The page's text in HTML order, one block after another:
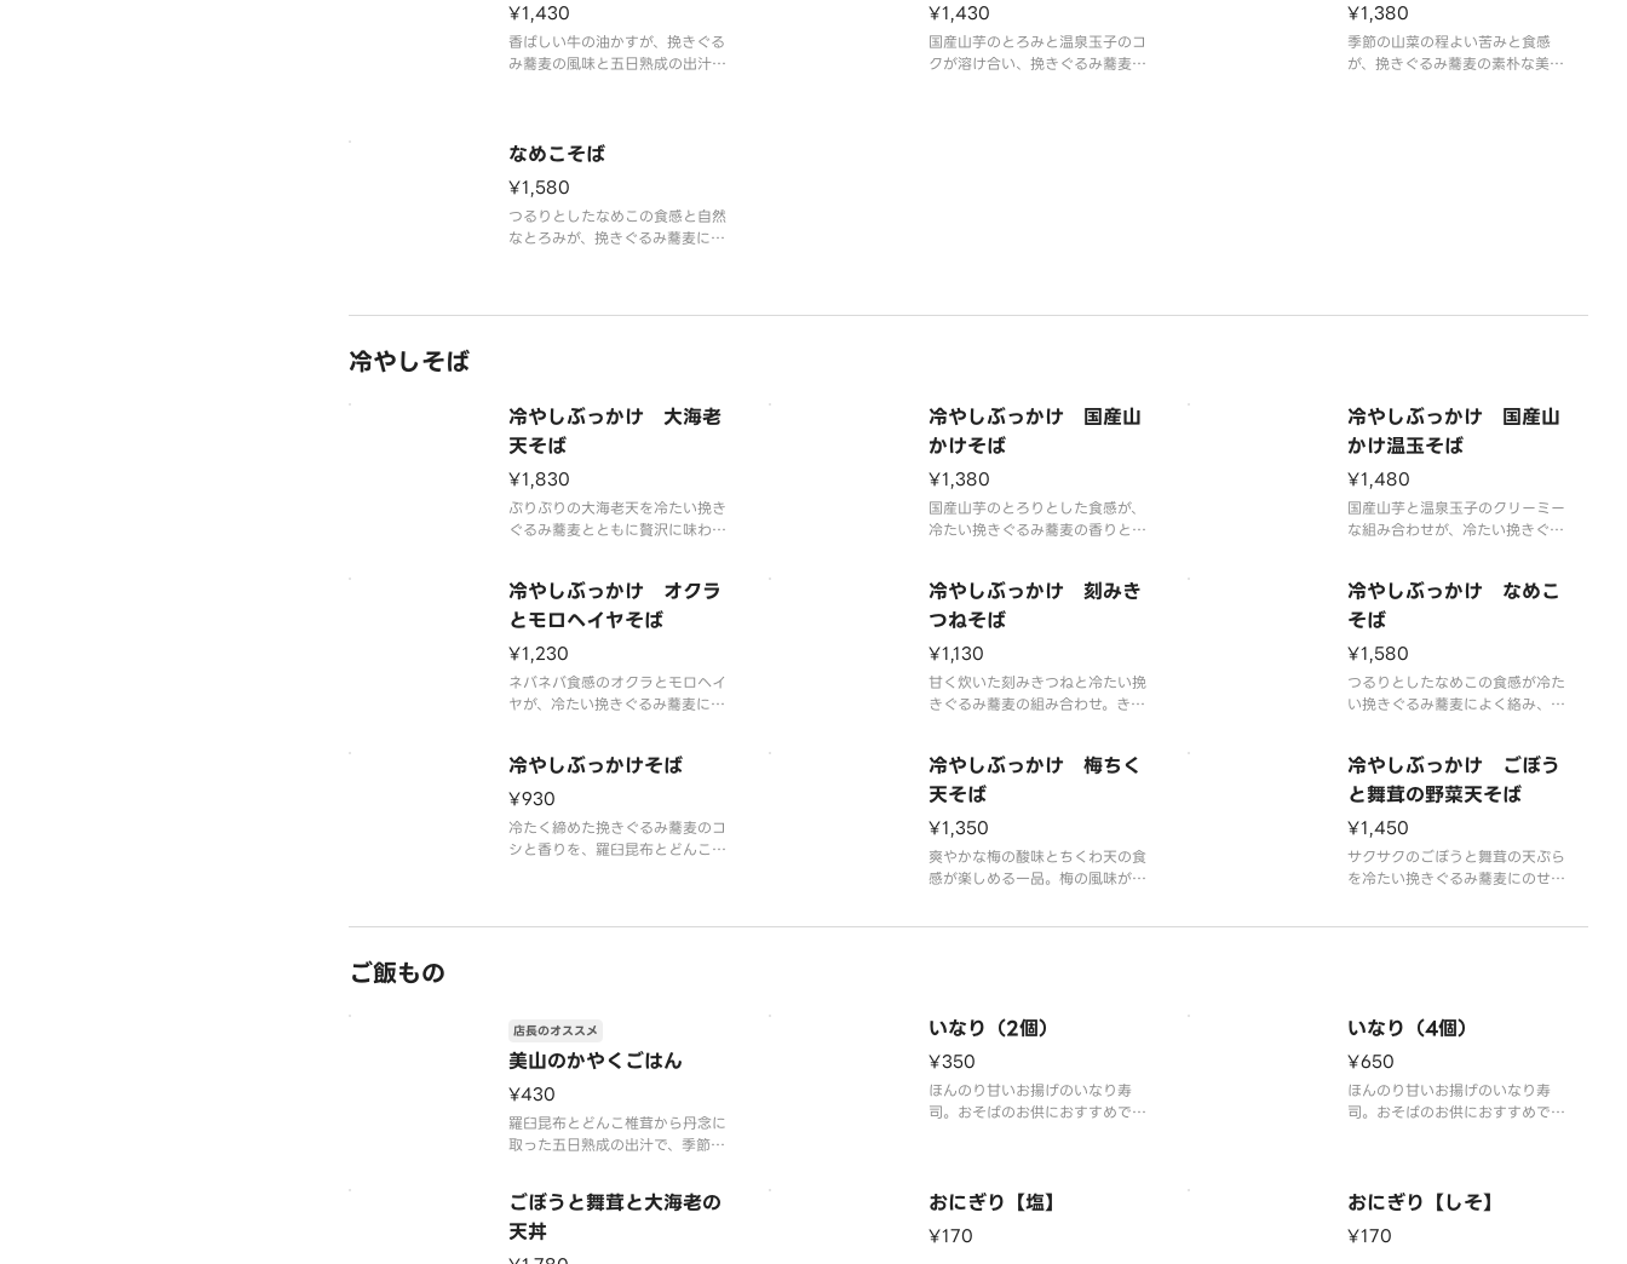
¥1,430
香ばしい牛の油かすが、挽きぐる
み蕎麦の風味と五日熟成の出汁に
¥1,430
国産山芋のとろみと温泉玉子のコ
クが溶け合い、挽きぐるみ蕎麦の
¥1,380
季節の山菜の程よい苦みと食感
が、挽きぐるみ蕎麦の素朴な美味
なめこそば
¥1,580
つるりとしたなめこの食感と自然
なとろみが、挽きぐるみ蕎麦によ
冷やしそば
冷やしぶっかけ 大海老
天そば
¥1,830
ぷりぷりの大海老天を冷たい挽き
ぐるみ蕎麦とともに贅沢に味わう
汁が織りなす上品な涼感をお楽し
みください。
冷やしぶっかけ 国産山
かけそば
¥1,380
国産山芋のとろりとした食感が、
冷たい挽きぐるみ蕎麦の香りと風
やかな一杯です。
冷やしぶっかけ 国産山
かけ温玉そば
¥1,480
国産山芋と温泉玉子のクリーミー
な組み合わせが、冷たい挽きぐる
魅力の一杯です。
冷やしぶっかけ オクラ
とモロヘイヤそば
¥1,230
ネバネバ食感のオクラとモロヘイ
ヤが、冷たい挽きぐるみ蕎麦に健
和した、栄養満点の一杯です。
冷やしぶっかけ 刻みき
つねそば
¥1,130
甘く炊いた刻みきつねと冷たい挽
きぐるみ蕎麦の組み合わせ。きつ
い味わいが楽しめます。
冷やしぶっかけ なめこ
そば
¥1,580
つるりとしたなめこの食感が冷た
い挽きぐるみ蕎麦によく絡み、羅
です。
冷やしぶっかけそば
¥930
冷たく締めた挽きぐるみ蕎麦のコ
シと香りを、羅臼昆布とどんこ椎
冷やしぶっかけ 梅ちく
天そば
¥1,350
爽やかな梅の酸味とちくわ天の食
感が楽しめる一品。梅の風味が挽
羅臼昆布の冷やし出汁との相性も
冷やしぶっかけ ごぼう
と舞茸の野菜天そば
¥1,450
サクサクのごぼうと舞茸の天ぷら
を冷たい挽きぐるみ蕎麦にのせ
冷やし出汁が、蕎麦の風味を一層
ご飯もの
美山のかやくごはん
店長のオススメ
¥430
羅臼昆布とどんこ椎茸から丹念に
取った五日熟成の出汁で、季節の
ました。素材本来の味わいと出汁
の旨みが調和した、美山自慢の滋
味深い一品です。
いなり（2個）
¥350
ほんのり甘いお揚げのいなり寿
司。おそばのお供におすすめで
いなり（4個）
¥650
ほんのり甘いお揚げのいなり寿
司。おそばのお供におすすめで
ごぼうと舞茸と大海老の
天丼
おにぎり【塩】
¥170
おにぎり【しそ】
¥170